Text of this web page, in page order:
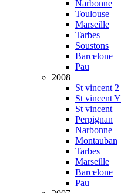
Narbonne
Toulouse
Marseille
Tarbes
Soustons
Barcelone
Pau
2008
St vincent 2
St vincent Y
St vincent
Perpignan
Narbonne
Montauban
Tarbes
Marseille
Barcelone
Pau